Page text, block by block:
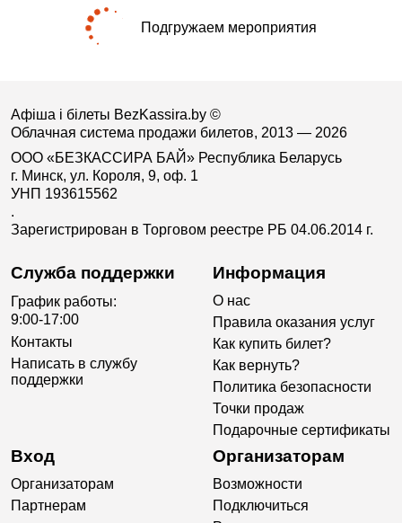
Подгружаем мероприятия
Афіша і білеты BezKassira.by ©
Облачная система продажи билетов, 2013 — 2026
ООО «БЕЗКАССИРА БАЙ» Республика Беларусь
г. Минск, ул. Короля, 9, оф. 1
УНП 193615562
.
Зарегистрирован в Торговом реестре РБ 04.06.2014 г.
Служба поддержки
График работы:
9:00-17:00
Контакты
Написать в службу
поддержки
Информация
О нас
Правила оказания услуг
Как купить билет?
Как вернуть?
Политика безопасности
Точки продаж
Подарочные сертификаты
Вход
Организаторам
Партнерам
Организаторам
Возможности
Подключиться